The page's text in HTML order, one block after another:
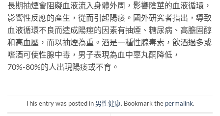
長期抽煙會阻礙血液流入身體外周，影響陰莖的血液循環，
影響性反應的產生，從而引起陽痿。國外研究者指出，導致
血液循環不良而造成陽痙的因素有抽煙、糖尿病、高膽固醇
和高血壓，而以抽煙為重。酒是一種性腺毒素，飲酒過多或
嗜酒可使性腺中毒，男子表現為血中辜丸酮降低，
70%-80%的人出現陽痿或不育。
This entry was posted in 男性健康. Bookmark the permalink.